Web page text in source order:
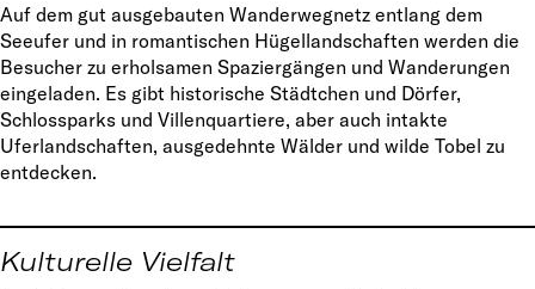
Auf dem gut ausgebauten Wanderwegnetz entlang dem
Seeufer und in romantischen Hügellandschaften werden die
Besucher zu erholsamen Spaziergängen und Wanderungen
eingeladen. Es gibt historische Städtchen und Dörfer,
Schlossparks und Villenquartiere, aber auch intakte
Uferlandschaften, ausgedehnte Wälder und wilde Tobel zu
entdecken.
Kulturelle Vielfalt